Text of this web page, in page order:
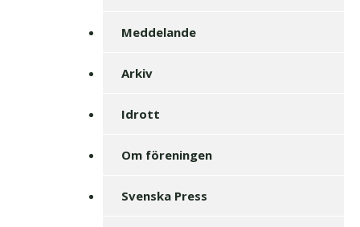
Meddelande
Arkiv
Idrott
Om föreningen
Svenska Press